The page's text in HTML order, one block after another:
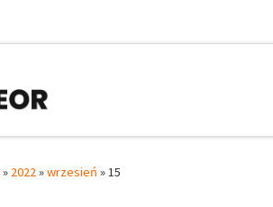
» 2022»wrzesień »15